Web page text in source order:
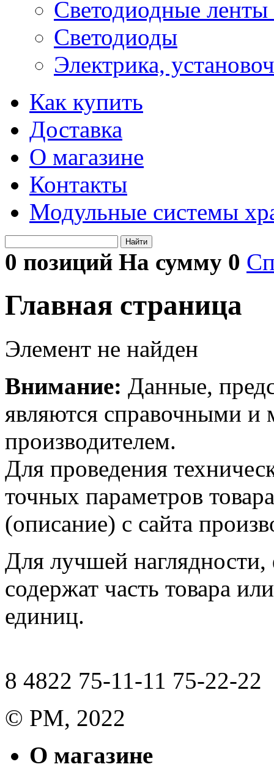
Светодиодные
Светодиоды
Электрика,
Как купить
Доставка
О магазине
Контакты
Модульные системы
Найти
0 позиций На сумму 0
Главная страница
Элемент не найден
Внимание: Данные,
являются справочными и
производителем.
Для проведения
точных параметров
(описание) с сайта
Для лучшей наглядности,
содержат часть товара
единиц.
8 4822 75-11-11 75-22-22
© РМ, 2022
О магазине